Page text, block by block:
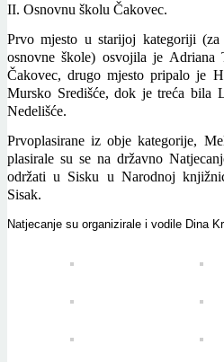
II. Osnovnu školu Čakovec.
Prvo mjesto u starijoj kategoriji
osnovne škole) osvojila je
Čakovec, drugo mjesto pripalo je
Mursko Središće, dok je treća bila
Nedelišće.
Prvoplasirane iz obje kategorije,
plasirale su se na državno
održati u Sisku u Narodnoj
Sisak.
Natjecanje su organizirale i vodile Dina